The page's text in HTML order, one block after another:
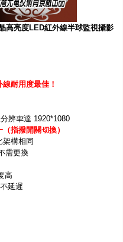
高亮度LED紅外線半球監視攝影
耐用度最佳！
辨率達 1920*1080
指撥開關切換）
構相同
需更換
高
延遲